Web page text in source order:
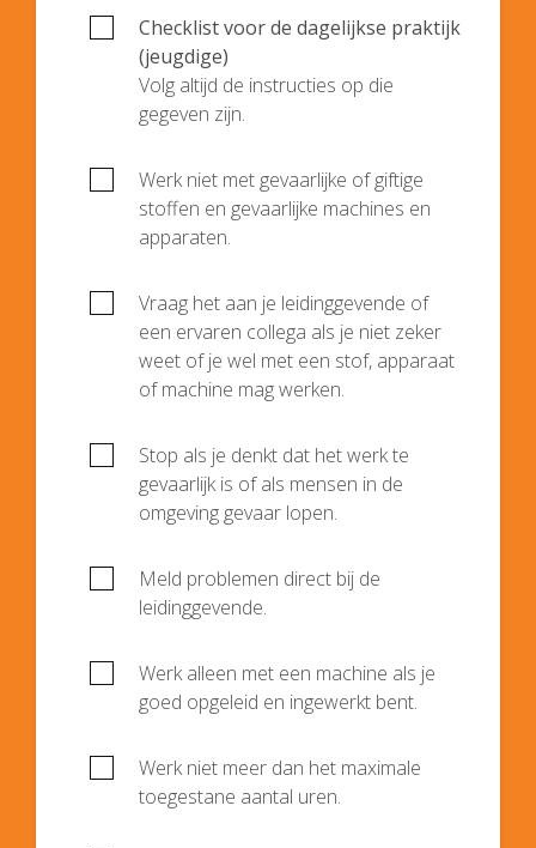
Checklist voor de dagelijkse praktijk
(jeugdige)
Volg altijd de instructies op die
gegeven zijn.
Werk niet met gevaarlijke of giftige
stoffen en gevaarlijke machines en
apparaten.
Vraag het aan je leidinggevende of
een ervaren collega als je niet zeker
weet of je wel met een stof, apparaat
of machine mag werken.
Stop als je denkt dat het werk te
gevaarlijk is of als mensen in de
omgeving gevaar lopen.
Meld problemen direct bij de
leidinggevende.
Werk alleen met een machine als je
goed opgeleid en ingewerkt bent.
Werk niet meer dan het maximale
toegestane aantal uren.